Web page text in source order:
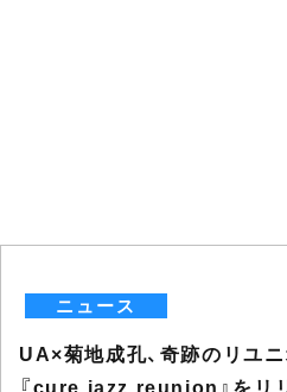
ニュース
UA×菊地成孔、奇跡のリユ
『cure jazz reunion』をリ